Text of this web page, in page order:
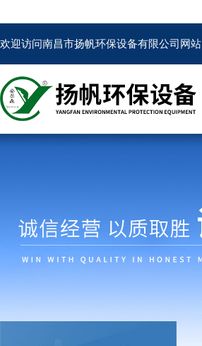
欢迎访问南昌市扬帆环保设备有限公司网站